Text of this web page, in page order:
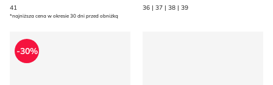
41
*najniższa cena w okresie 30 dni przed obniżką
36 | 37 | 38 | 39
Sandały damskie letnie DeeZee
-30%